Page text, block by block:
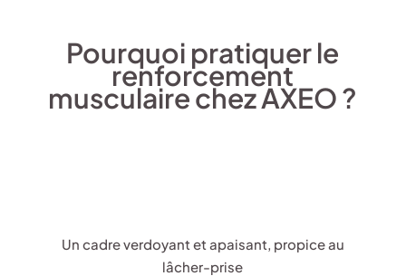
Pourquoi pratiquer le
renforcement
musculaire chez AXEO ?
Un cadre verdoyant et apaisant, propice au
lâcher-prise